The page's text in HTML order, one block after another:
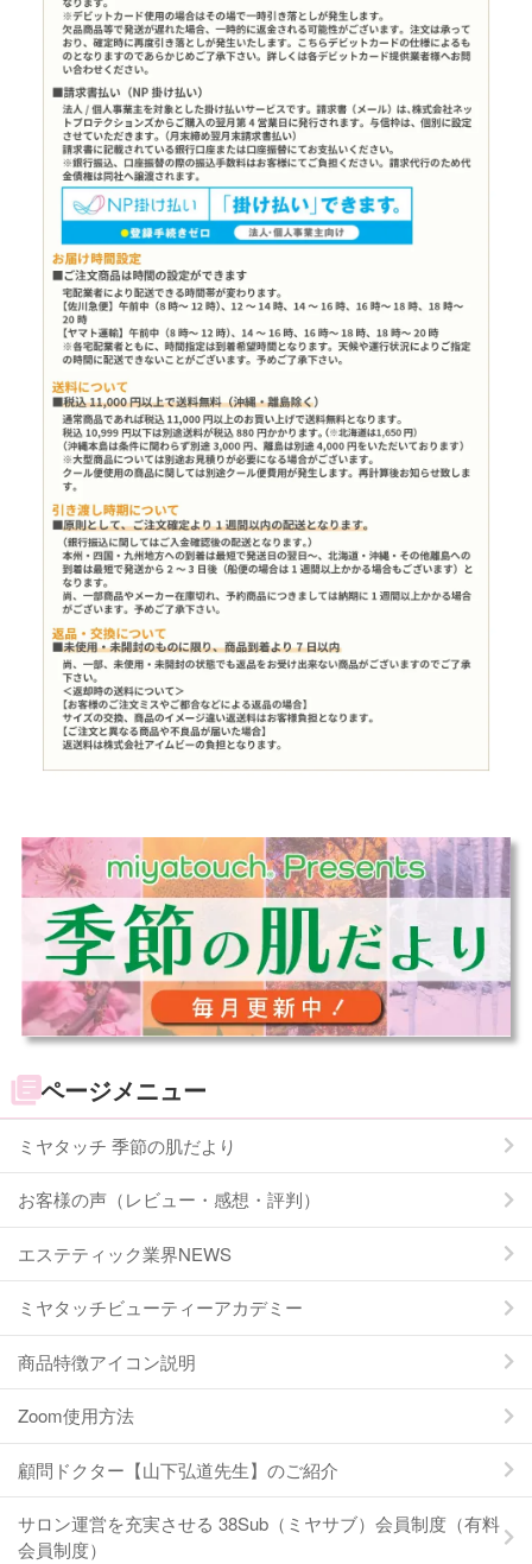
ページメニュー
ミヤタッチ 季節の肌だより
お客様の声（レビュー・感想・評判）
エステティック業界NEWS
ミヤタッチビューティーアカデミー
商品特徴アイコン説明
Zoom使用方法
顧問ドクター【山下弘道先生】のご紹介
サロン運営を充実させる 38Sub（ミヤサブ）会員制度（有料
会員制度）